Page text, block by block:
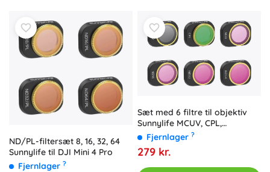
ND/PL-filtersæt 8, 16, 32, 64
Sunnylife til DJI Mini 4 Pro
Fjernlager ?
Sæt med 6 filtre til objektiv
Sunnylife MCUV, CPL,
ND8/16/32/64 til DJI Mini 4
Pro
Fjernlager ?
279 kr.